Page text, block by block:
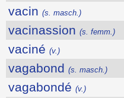
vacin (s. masch.)
vacinassion (s. femm.)
vaciné (v.)
vagabond (s. masch.)
vagabondé (v.)